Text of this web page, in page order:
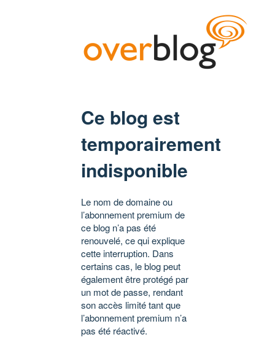
Ce blog est
temporairement
indisponible
Le nom de domaine ou
l’abonnement premium de
ce blog n’a pas été
renouvelé, ce qui explique
cette interruption. Dans
certains cas, le blog peut
également être protégé par
un mot de passe, rendant
son accès limité tant que
l’abonnement premium n’a
pas été réactivé.